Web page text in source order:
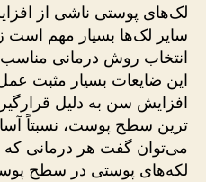
لک‌های پوستی ناشی از
سایر لک‌ها بسیار مهم است
انتخاب روش درمانی
این ضایعات بسیار مثبت
افزایش سن به دلیل
ترین سطح پوست، نسبتاً
می‌توان گفت هر درمانی
لکه‌های پوستی در سطح